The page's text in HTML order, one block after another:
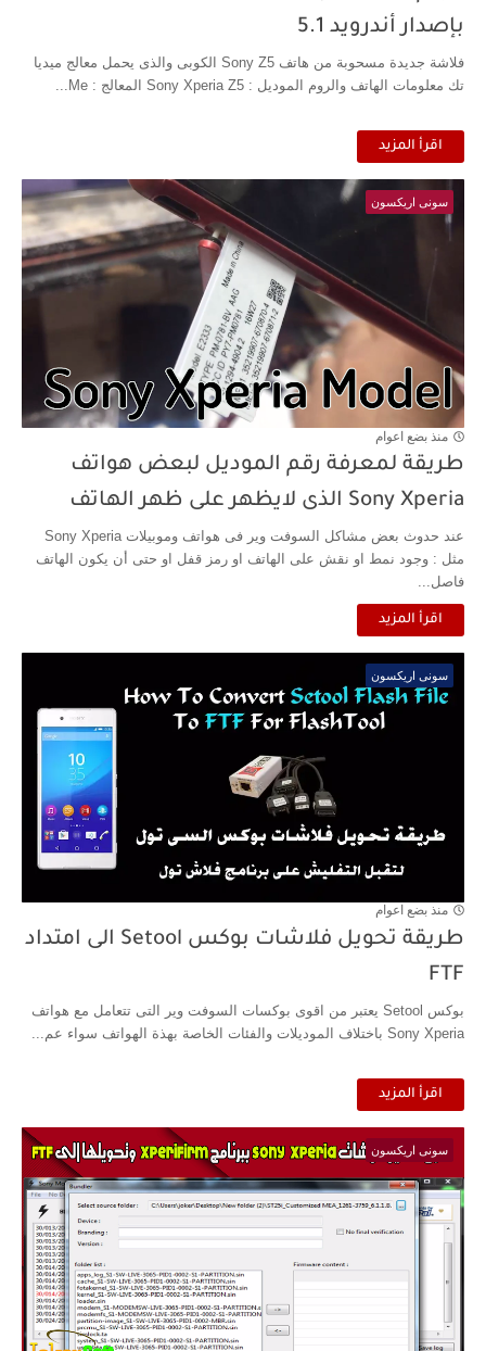
بإصدار أندرويد 5.1
فلاشة جديدة مسحوبة من هاتف Sony Z5 الكوبى والذى يحمل معالج ميديا
تك معلومات الهاتف والروم الموديل : Sony Xperia Z5 المعالج : Me...
اقرأ المزيد
سونى اريكسون
منذ بضع اعوام
طريقة لمعرفة رقم الموديل لبعض هواتف
Sony Xperia الذى لايظهر على ظهر الهاتف
مثل : وجود نمط او نقش على الهاتف او رمز قفل او حتى أن يكون الهاتف
فاصل...
اقرأ المزيد
سونى اريكسون
منذ بضع اعوام
طريقة تحويل فلاشات بوكس Setool الى امتداد
FTF
بوكس Setool يعتبر من اقوى بوكسات السوفت وير التى تتعامل مع هواتف
Sony Xperia باختلاف الموديلات والفئات الخاصة بهذة الهواتف سواء عم...
اقرأ المزيد
سونى اريكسون